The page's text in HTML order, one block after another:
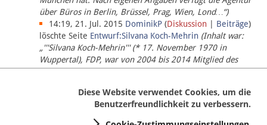
über Büros in Berlin, Brüssel, Prag, Wien, Lond…“)
14:19, 21. Jul. 2015 DominikP (Diskussion Beiträge)
löschte Seite Entwurf:Silvana Koch-Mehrin (Inhalt war:
„'''Silvana Koch-Mehrin''' (* 17. November 1970 in
Wuppertal), FDP, war von 2004 bis 2014 Mitglied des
Europäischen Parlaments, seit November 2014 ist sie für
Diese Website verwendet Cookies, um die
Benutzerfreundlichkeit zu verbessern.